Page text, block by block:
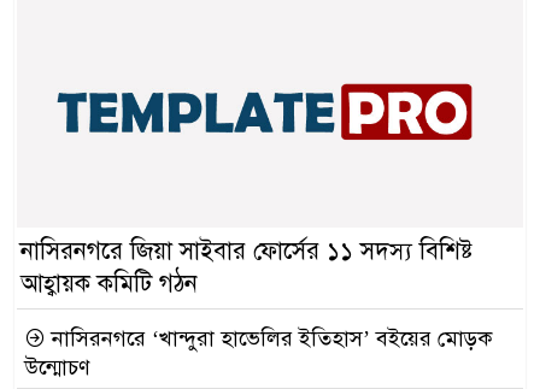
নাসিরনগরে জিয়া সাইবার ফোর্সের ১১ সদস্য বিশিষ্ট
আহ্বায়ক কমিটি গঠন
নাসিরনগরে ‘খান্দুরা হাভেলির ইতিহাস’ বইয়ের মোড়ক
উন্মোচণ